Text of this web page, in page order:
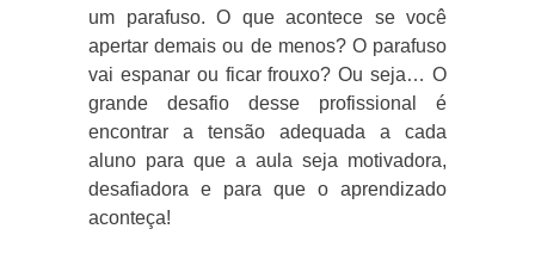
um parafuso. O que acontece se você
apertar demais ou de menos? O parafuso
vai espanar ou ficar frouxo? Ou seja… O
grande desafio desse profissional é
encontrar a tensão adequada a cada
aluno para que a aula seja motivadora,
desafiadora e para que o aprendizado
aconteça!